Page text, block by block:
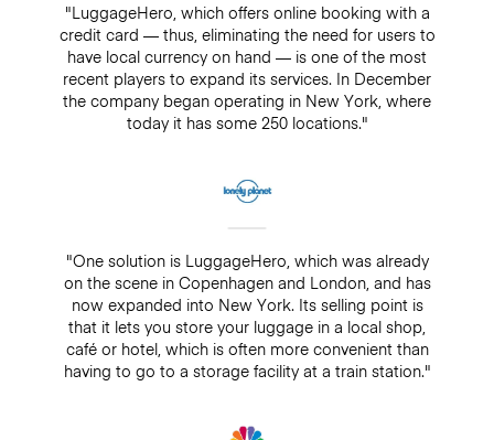
"LuggageHero, which offers online booking with a
credit card — thus, eliminating the need for users to
have local currency on hand — is one of the most
recent players to expand its services. In December
the company began operating in New York, where
today it has some 250 locations."
"One solution is LuggageHero, which was already
on the scene in Copenhagen and London, and has
now expanded into New York. Its selling point is
that it lets you store your luggage in a local shop,
café or hotel, which is often more convenient than
having to go to a storage facility at a train station."